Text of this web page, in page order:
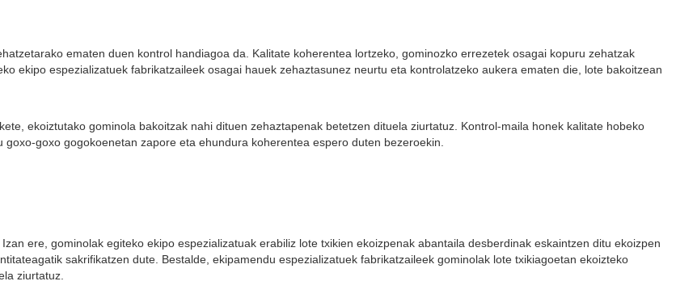
ematen duen kontrol handiagoa da. Kalitate koherentea lortzeko, gominozko errezetek osagai kopuru zehatzak
ekipo espezializatuek fabrikatzaileek osagai hauek zehaztasunez neurtu eta kontrolatzeko aukera ematen die, lote bakoitzean
ekoiztutako gominola bakoitzak nahi dituen zehaztapenak betetzen dituela ziurtatuz. Kontrol-maila honek kalitate hobeko
goxo gogokoenetan zapore eta ehundura koherentea espero duten bezeroekin.
ere, gominolak egiteko ekipo espezializatuak erabiliz lote txikien ekoizpenak abantaila desberdinak eskaintzen ditu ekoizpen
sakrifikatzen dute. Bestalde, ekipamendu espezializatuek fabrikatzaileek gominolak lote txikiagoetan ekoizteko
ziurtatuz.